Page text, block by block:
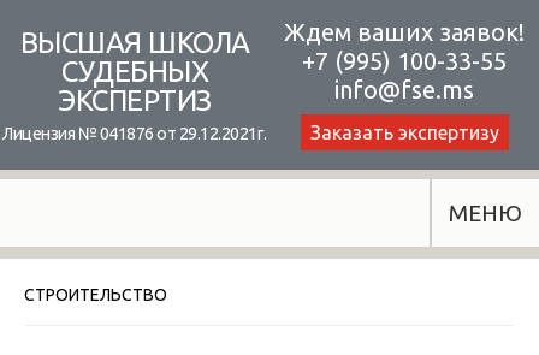
content
ВЫСШАЯ ШКОЛА
СУДЕБНЫХ
ЭКСПЕРТИЗ
Лицензия № 041876 от 29.12.2021г.
Ждем ваших заявок!
+7 (995) 100-33-55
info@fse.ms
Заказать экспертизу
МЕНЮ
СТРОИТЕЛЬСТВО